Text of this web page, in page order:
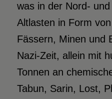
was in der Nord-
Altlasten in Form
Fässern, Minen und
Nazi-Zeit, allein mit
Tonnen an
Tabun, Sarin, Lost,